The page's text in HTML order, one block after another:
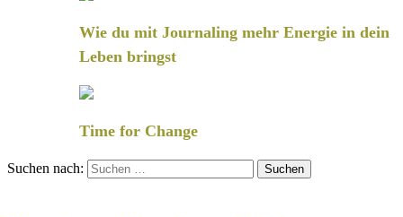
Wie du mit Journaling mehr Energie in dein
Leben bringst
Time for Change
Suchen nach: